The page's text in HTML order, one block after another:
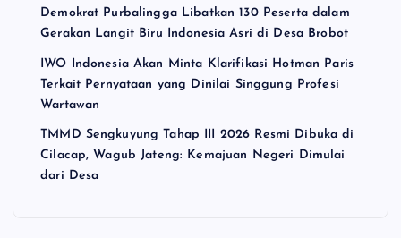
Demokrat Purbalingga Libatkan 130 Peserta dalam
Gerakan Langit Biru Indonesia Asri di Desa Brobot
IWO Indonesia Akan Minta Klarifikasi Hotman Paris
Terkait Pernyataan yang Dinilai Singgung Profesi
Wartawan
TMMD Sengkuyung Tahap III 2026 Resmi Dibuka di
Cilacap, Wagub Jateng: Kemajuan Negeri Dimulai
dari Desa